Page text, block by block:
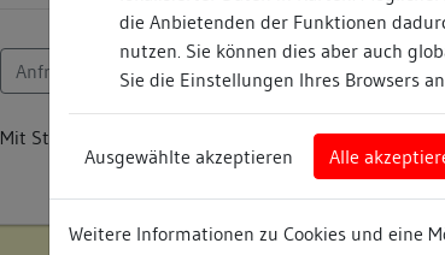
die Anbietenden der Funktionen
nutzen. Sie können dies aber auch
Sie die Einstellungen Ihres Browsers
Ausgewählte akzeptieren Alle
Weitere Informationen zu Cookies und eine
Mit Sternchen (*) gekennzeichnete Felder sind